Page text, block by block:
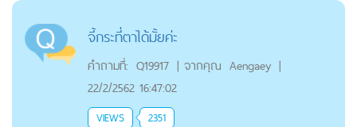
จี้กระที่ตาได้มั้ยค่ะ
คำถามที่: Q19917 | จากคุณ Aengaey |
22/2/2562 16:47:02
VIEWS 2351